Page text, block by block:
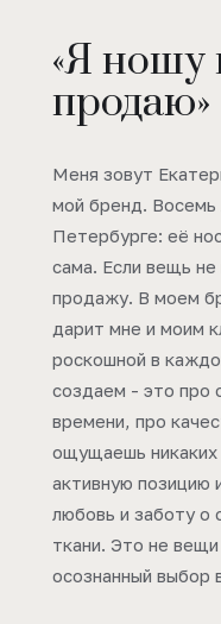
«Я ношу
продаю»
Меня зовут
мой бренд.
Петербурге: её
сама. Если вещь
продажу. В моем
дарит мне и моим
роскошной в
создаем - это про
времени, про
ощущаешь
активную позицию
любовь и заботу о
ткани. Это не
осознанный выбор